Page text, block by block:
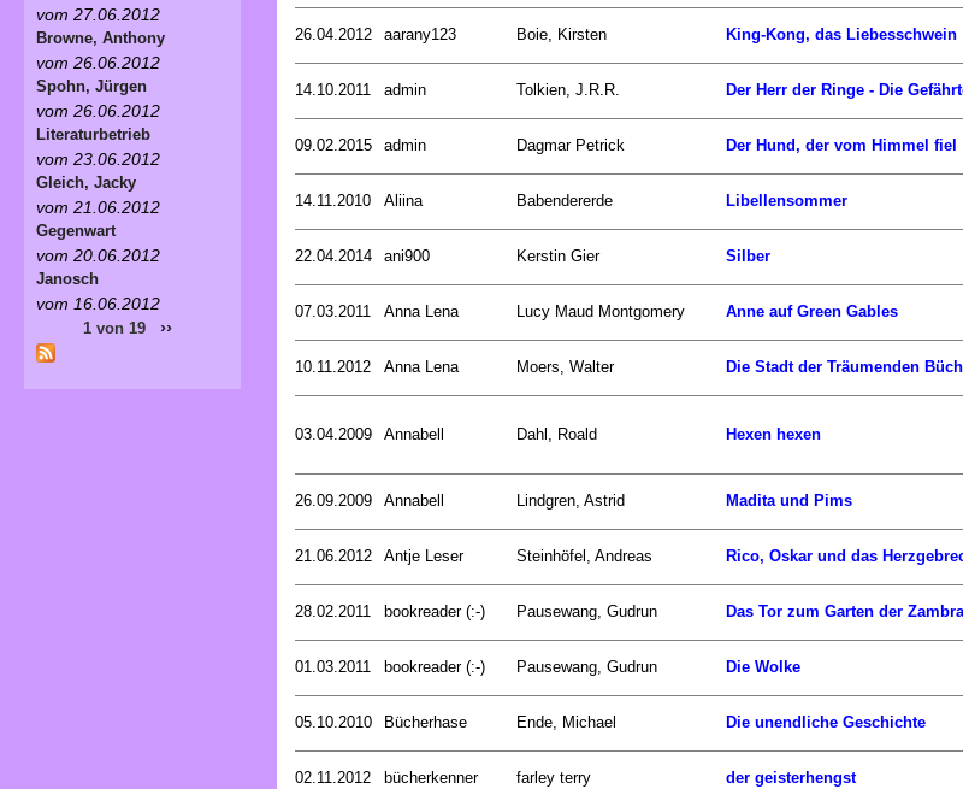
26.04.2012 aarany123 Boie, Kirsten King-Kong, das Liebesschwein
14.10.2011 admin Tolkien, J.R.R. Der Herr der Ringe - Die
09.02.2015 admin Dagmar Petrick Der Hund, der vom Himmel fiel
14.11.2010 Aliina Babendererde Libellensommer
22.04.2014 ani900 Kerstin Gier Silber
07.03.2011 Anna Lena Lucy Maud Montgomery Anne auf Green Gables
10.11.2012 Anna Lena Moers, Walter Die Stadt der Träumenden
03.04.2009 Annabell Dahl, Roald Hexen hexen
26.09.2009 Annabell Lindgren, Astrid Madita und Pims
21.06.2012 Antje Leser Steinhöfel, Andreas Rico, Oskar und das
28.02.2011 bookreader (:-) Pausewang, Gudrun Das Tor zum Garten der
01.03.2011 bookreader (:-) Pausewang, Gudrun Die Wolke
05.10.2010 Bücherhase Ende, Michael Die unendliche Geschichte
02.11.2012 bücherkenner farley terry der geisterhengst
vom 27.06.2012
Browne, Anthony
vom 26.06.2012
Spohn, Jürgen
vom 26.06.2012
Literaturbetrieb
vom 23.06.2012
Gleich, Jacky
vom 21.06.2012
Gegenwart
vom 20.06.2012
Janosch
vom 16.06.2012
1 von 19 ››